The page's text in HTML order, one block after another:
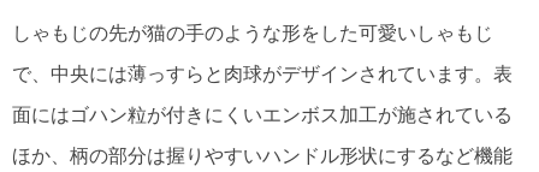
しゃもじの先が猫の手のような形をした可愛いしゃもじ
で、中央には薄っすらと肉球がデザインされています。表
面にはゴハン粒が付きにくいエンボス加工が施されている
ほか、柄の部分は握りやすいハンドル形状にするなど機能